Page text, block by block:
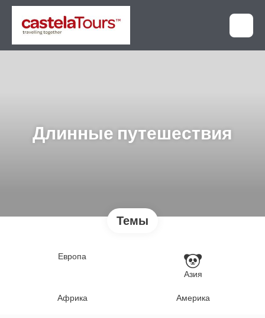
Длинные путешествия
Темы
Европа
Азия
Африка
Америка